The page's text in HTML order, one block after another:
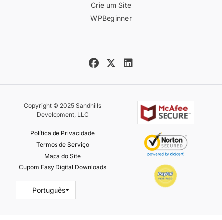
Crie um Site
WPBeginner
Copyright © 2025 Sandhills
Development, LLC
Política de Privacidade
Termos de Serviço
Mapa do Site
Cupom Easy Digital Downloads